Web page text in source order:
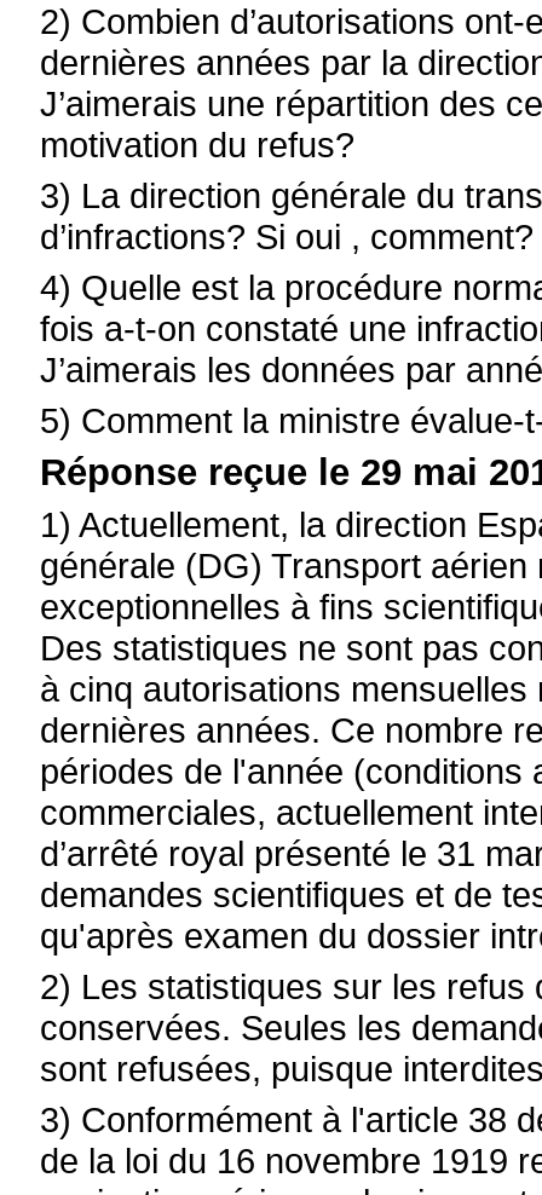
2) Combien d’autorisations
dernières années par la
J’aimerais une répartition des
motivation du refus?
3) La direction générale du
d’infractions? Si oui , comment?
4) Quelle est la procédure
fois a-t-on constaté une
J’aimerais les données par
5) Comment la ministre évalue-
Réponse reçue le 29 mai
1) Actuellement, la direction
générale (DG) Transport
exceptionnelles à fins
Des statistiques ne sont pas
à cinq autorisations
dernières années. Ce nombre
périodes de l'année
commerciales, actuellement
d’arrêté royal présenté le 31
demandes scientifiques et de
qu'après examen du dossier
2) Les statistiques sur les refus
conservées. Seules les
sont refusées, puisque
3) Conformément à l'article 38
de la loi du 16 novembre 1919